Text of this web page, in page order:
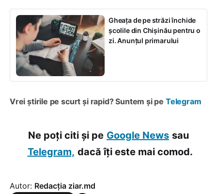
Gheața de pe străzi închide
școlile din Chișinău pentru o
zi. Anunțul primarului
Vrei știrile pe scurt și rapid? Suntem și pe Telegram
Ne poți citi și pe Google News sau
Telegram, dacă îți este mai comod.
Autor: Redacția ziar.md